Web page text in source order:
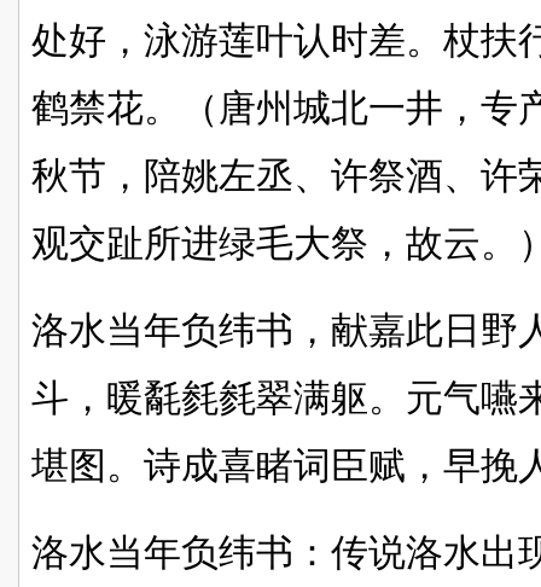
处好，泳游莲叶认时差。杖扶
鹤禁花。（唐州城北一井，专
秋节，陪姚左丞、许祭酒、许
观交趾所进绿毛大祭，故云。
洛水当年负纬书，献嘉此日野
斗，暖氄毵毵翠满躯。元气嚥
堪图。诗成喜睹词臣赋，早挽
洛水当年负纬书：传说洛水出